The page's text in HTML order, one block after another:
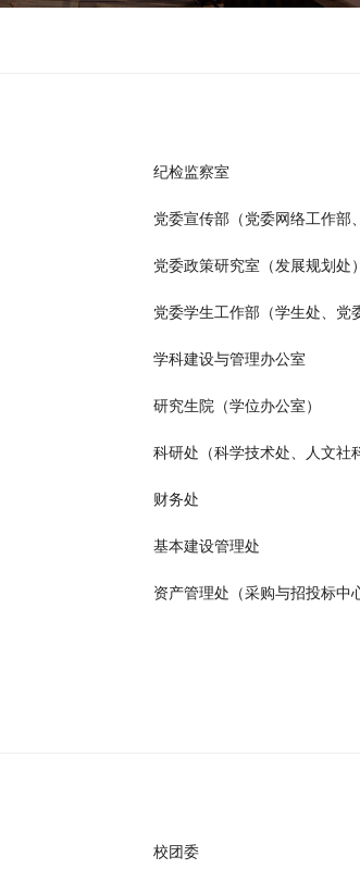
纪检监察室
党委宣传部（党委网络工作部
党委政策研究室（发展规划处
党委学生工作部（学生处、党
学科建设与管理办公室
研究生院（学位办公室）
科研处（科学技术处、人文社
财务处
基本建设管理处
资产管理处（采购与招投标中
校团委